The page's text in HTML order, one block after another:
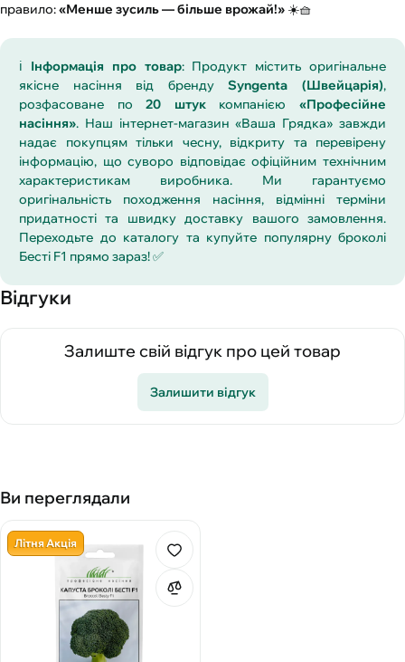
правило:«Менше зусиль — більше врожай!» ☀️🧺
ℹ️ Інформація про товар: Продукт містить оригінальне
якісне насіння від брендуSyngenta (Швейцарія),
розфасоване по20 штуккомпанією«Професійне
насіння». Наш інтернет-магазин «Ваша Грядка» завжди
надає покупцям тільки чесну, відкриту та перевірену
інформацію, що суворо відповідає офіційним технічним
характеристикам виробника. Ми гарантуємо
оригінальність походження насіння, відмінні терміни
придатності та швидку доставку вашого замовлення.
Переходьте до каталогу та купуйте популярну броколі
Бесті F1 прямо зараз! ✅
Відгуки
Залиште свій відгук про цей товар
Залишити відгук
Ви переглядали
Літня Акція